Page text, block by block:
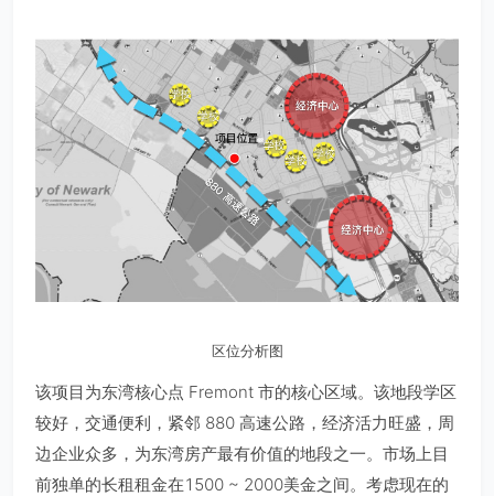
区位分析图
该项目为东湾核心点 Fremont 市的核心区域。该地段学区
较好，交通便利，紧邻 880 高速公路，经济活力旺盛，周
边企业众多，为东湾房产最有价值的地段之一。市场上目
前独单的长租租金在1500 ~ 2000美金之间。考虑现在的